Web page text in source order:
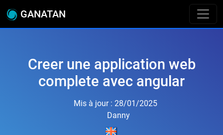
GANATAN
Creer une application web
complete avec angular
Mis à jour : 28/01/2025
Danny